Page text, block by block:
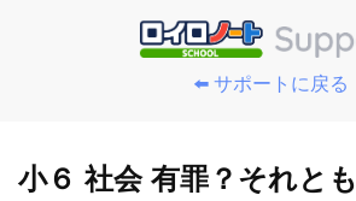
⬅️ サポートに戻る
小６ 社会 有罪？それと